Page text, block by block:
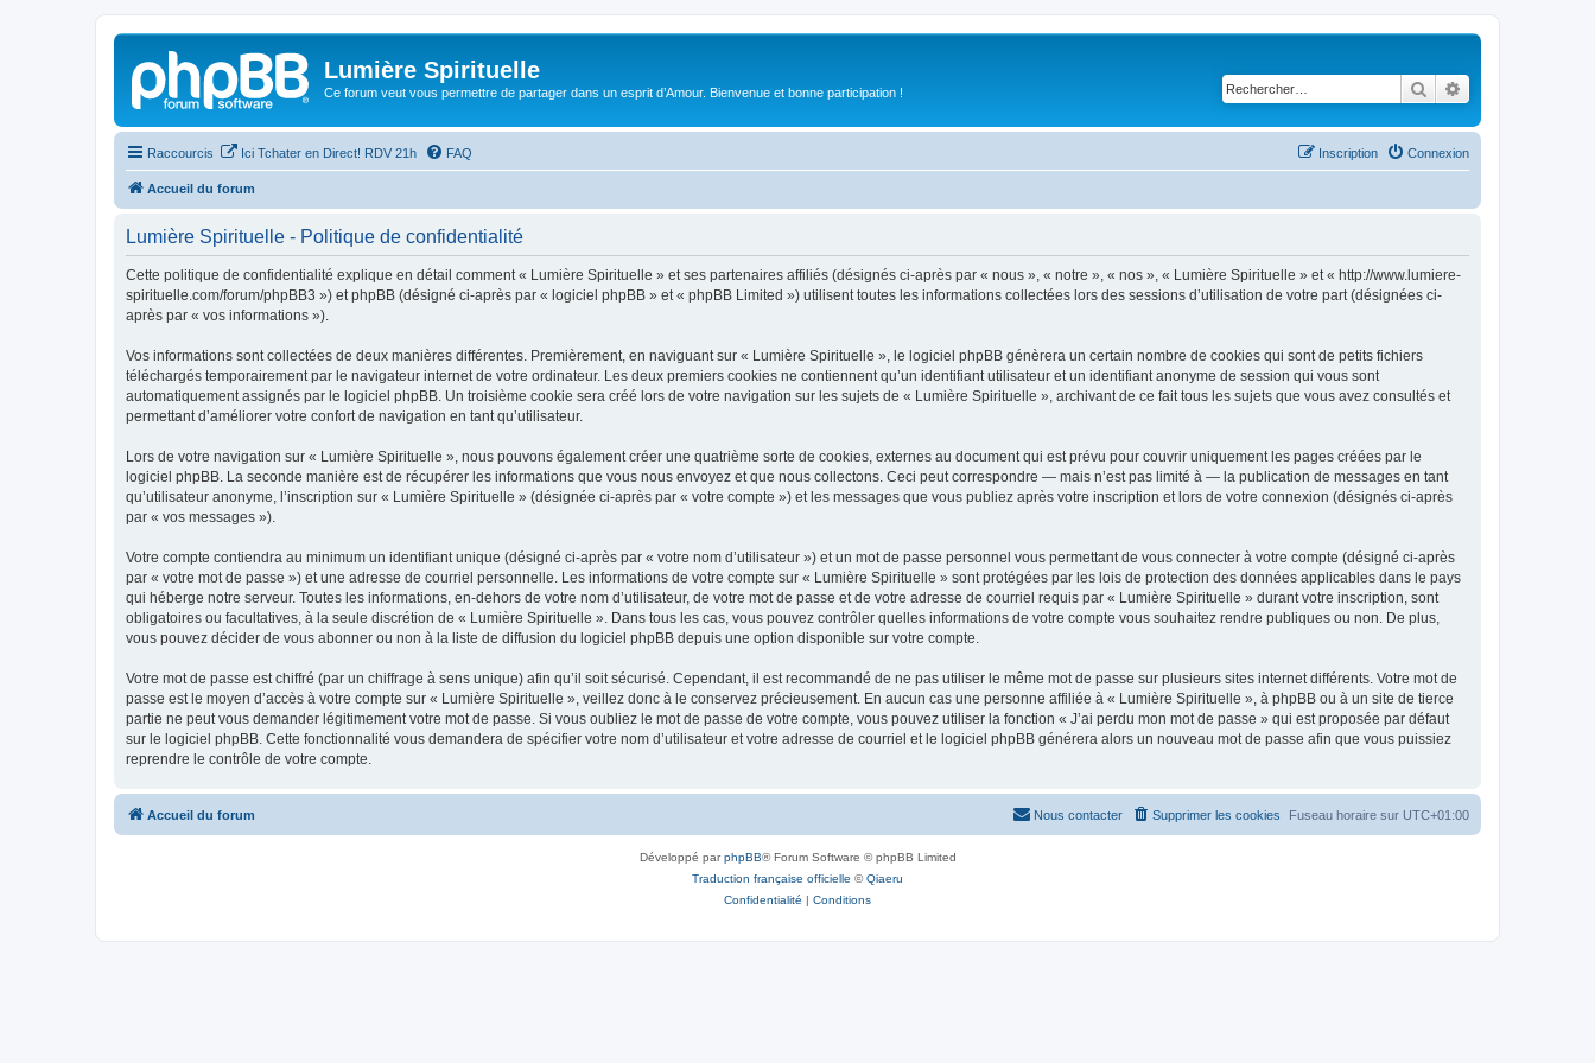
Lumière Spirituelle
Ce forum veut vous permettre de partager dans un esprit d’Amour. Bienvenue et bonne participation ! Rechercher
Raccourcis Ici Tchater en Direct! RDV 21h FAQ Connexion
Inscription
Accueil du forum
Lumière Spirituelle - Politique de confidentialité
Cette politique de confidentialité explique en détail comment « Lumière Spirituelle » et ses partenaires affiliés (désignés ci-après par « nous », « notre », « nos », « Lumière Spirituelle » et « http://www.lumiere-
spirituelle.com/forum/phpBB3 ») et phpBB (désigné ci-après par « logiciel phpBB » et « phpBB Limited ») utilisent toutes les informations collectées lors des sessions d’utilisation de votre part (désignées ci-
après par « vos informations »).
Vos informations sont collectées de deux manières différentes. Premièrement, en naviguant sur « Lumière Spirituelle », le logiciel phpBB génèrera un certain nombre de cookies qui sont de petits fichiers
téléchargés temporairement par le navigateur internet de votre ordinateur. Les deux premiers cookies ne contiennent qu’un identifiant utilisateur et un identifiant anonyme de session qui vous sont
automatiquement assignés par le logiciel phpBB. Un troisième cookie sera créé lors de votre navigation sur les sujets de « Lumière Spirituelle », archivant de ce fait tous les sujets que vous avez consultés et
permettant d’améliorer votre confort de navigation en tant qu’utilisateur.
Lors de votre navigation sur « Lumière Spirituelle », nous pouvons également créer une quatrième sorte de cookies, externes au document qui est prévu pour couvrir uniquement les pages créées par le
logiciel phpBB. La seconde manière est de récupérer les informations que vous nous envoyez et que nous collectons. Ceci peut correspondre — mais n’est pas limité à — la publication de messages en tant
qu’utilisateur anonyme, l’inscription sur « Lumière Spirituelle » (désignée ci-après par « votre compte ») et les messages que vous publiez après votre inscription et lors de votre connexion (désignés ci-après
par « vos messages »).
Votre compte contiendra au minimum un identifiant unique (désigné ci-après par « votre nom d’utilisateur ») et un mot de passe personnel vous permettant de vous connecter à votre compte (désigné ci-après
par « votre mot de passe ») et une adresse de courriel personnelle. Les informations de votre compte sur « Lumière Spirituelle » sont protégées par les lois de protection des données applicables dans le pays
qui héberge notre serveur. Toutes les informations, en-dehors de votre nom d’utilisateur, de votre mot de passe et de votre adresse de courriel requis par « Lumière Spirituelle » durant votre inscription, sont
obligatoires ou facultatives, à la seule discrétion de « Lumière Spirituelle ». Dans tous les cas, vous pouvez contrôler quelles informations de votre compte vous souhaitez rendre publiques ou non. De plus,
vous pouvez décider de vous abonner ou non à la liste de diffusion du logiciel phpBB depuis une option disponible sur votre compte.
Votre mot de passe est chiffré (par un chiffrage à sens unique) afin qu’il soit sécurisé. Cependant, il est recommandé de ne pas utiliser le même mot de passe sur plusieurs sites internet différents. Votre mot de
passe est le moyen d’accès à votre compte sur « Lumière Spirituelle », veillez donc à le conservez précieusement. En aucun cas une personne affiliée à « Lumière Spirituelle », à phpBB ou à un site de tierce
partie ne peut vous demander légitimement votre mot de passe. Si vous oubliez le mot de passe de votre compte, vous pouvez utiliser la fonction « J’ai perdu mon mot de passe » qui est proposée par défaut
sur le logiciel phpBB. Cette fonctionnalité vous demandera de spécifier votre nom d’utilisateur et votre adresse de courriel et le logiciel phpBB générera alors un nouveau mot de passe afin que vous puissiez
reprendre le contrôle de votre compte.
Accueil du forum Fuseau horaire sur UTC+01:00
Supprimer les cookies
Nous contacter
Développé parphpBB® Forum Software © phpBB Limited
Traduction française officielle ©Qiaeru
Confidentialité | Conditions